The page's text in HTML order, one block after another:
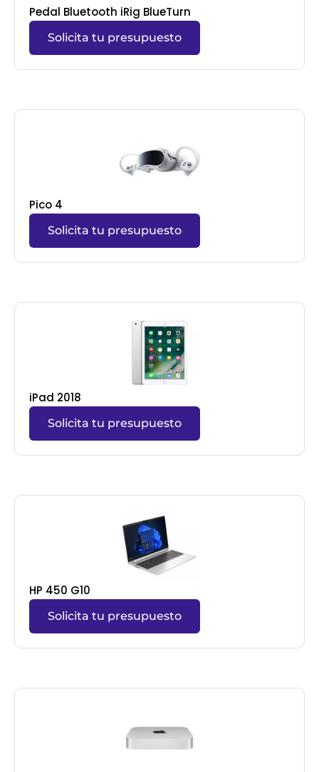
Pedal Bluetooth iRig BlueTurn
Solicita tu presupuesto
Pico 4
Solicita tu presupuesto
iPad 2018
Solicita tu presupuesto
HP 450 G10
Solicita tu presupuesto